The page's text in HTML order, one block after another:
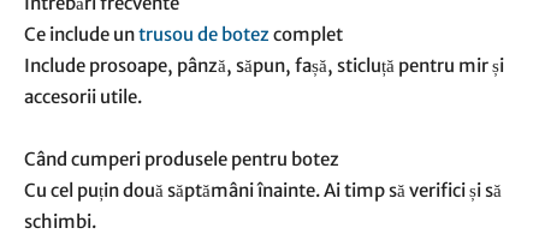
Ce include untrusou de botez complet
Include prosoape, pânză, săpun, fașă, sticluță pentru mir și
accesorii utile.
Când cumperi produsele pentru botez
Cu cel puțin două săptămâni înainte. Ai timp să verifici și să
schimbi.